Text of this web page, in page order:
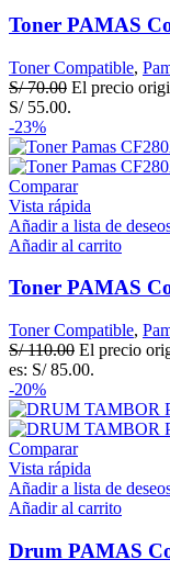
Toner PAMAS
Toner Compatible,
S/70.00 El precio
S/ 55.00.
-23%
Comparar
Vista rápida
Añadir a lista de
Añadir al carrito
Toner PAMAS
Toner Compatible,
S/110.00 El precio
es: S/ 85.00.
-20%
Comparar
Vista rápida
Añadir a lista de
Añadir al carrito
Drum PAMAS